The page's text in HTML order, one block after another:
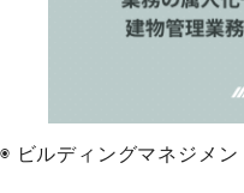
◉ ビルディングマネジ